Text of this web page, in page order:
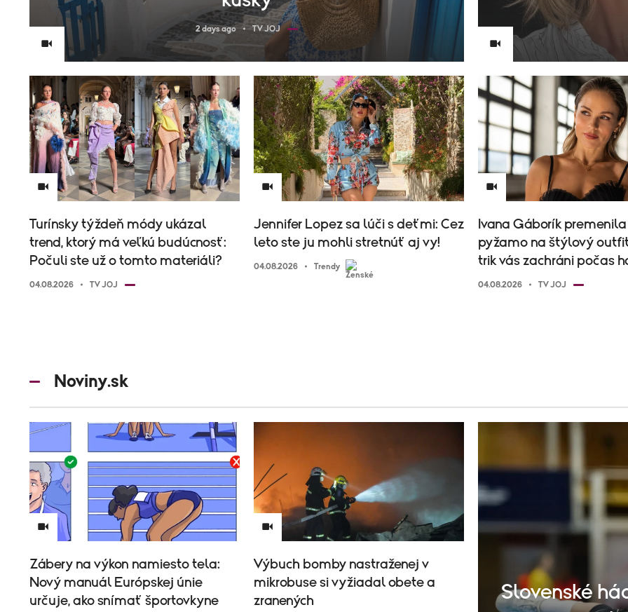
2 days ago TV JOJ
Turínsky týždeň módy ukázal
trend, ktorý má veľkú budúcnosť:
Počuli ste už o tomto materiáli?
04.08.2026 TV JOJ
Jennifer Lopez sa lúči s deťmi: Cez
leto ste ju mohli stretnúť aj vy!
04.08.2026 Trendy
Ivana Gáborík
pyžamo na štýlový
trik vás zachráni počas
04.08.2026 TV JOJ
Noviny.sk
Zábery na výkon namiesto tela:
Nový manuál Európskej únie
určuje, ako snímať športovkyne
Výbuch bomby nastraženej v
mikrobuse si vyžiadal obete a
zranených
Slovenské